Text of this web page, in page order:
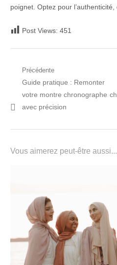
poignet. Optez pour l’authenticité,
Post Views: 451
Navigation
de
l’article
Précédente
Post
précédent:
Guide pratique : Remonter
votre montre chronographe
avec précision
Vous aimerez peut-être aussi...